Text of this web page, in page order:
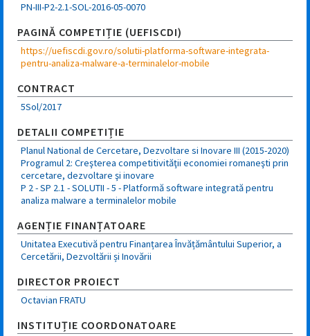
PN-III-P2-2.1-SOL-2016-05-0070
PAGINĂ COMPETIȚIE (UEFISCDI)
https://uefiscdi.gov.ro/solutii-platforma-software-integrata-
pentru-analiza-malware-a-terminalelor-mobile
CONTRACT
5Sol/2017
DETALII COMPETIȚIE
Planul National de Cercetare, Dezvoltare si Inovare III (2015-2020)
Programul 2: Creşterea competitivităţii economiei romaneşti prin
cercetare, dezvoltare şi inovare
P 2 - SP 2.1 - SOLUTII - 5 - Platformă software integrată pentru
analiza malware a terminalelor mobile
AGENȚIE FINANȚATOARE
Unitatea Executivă pentru Finanțarea Învățământului Superior, a
Cercetării, Dezvoltării și Inovării
DIRECTOR PROIECT
Octavian FRATU
INSTITUȚIE COORDONATOARE